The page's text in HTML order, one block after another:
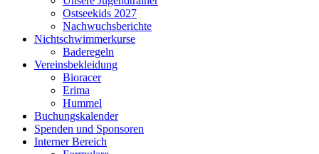
Ostseekids 2027
Nachwuchsberichte
Nichtschwimmerkurse
Baderegeln
Vereinsbekleidung
Bioracer
Erima
Hummel
Buchungskalender
Spenden und Sponsoren
Interner Bereich